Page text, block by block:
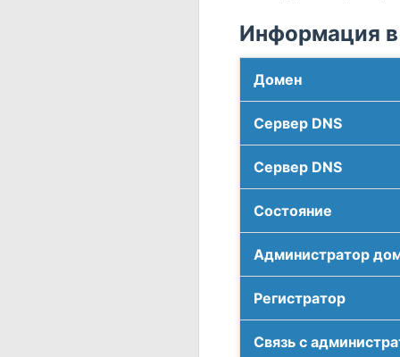
Информация в
Домен
Сервер DNS
Сервер DNS
Соcтояние
Администратор
Регистратор
Связь с